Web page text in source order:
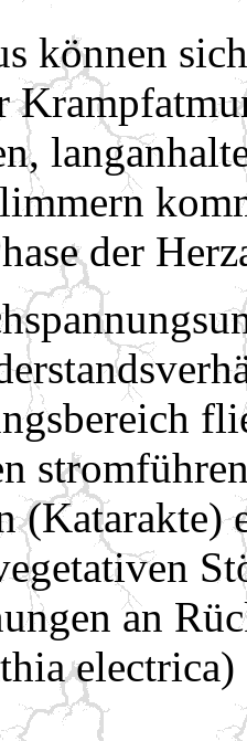
können
der
(Katarakte)
an